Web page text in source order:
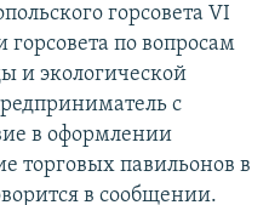
горсовета VI
по вопросам
и экологической
с
в оформлении
торговых павильонов в
в сообщении.